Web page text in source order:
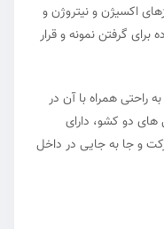
اکسیژن و نیتروژن و
گرفتن نمونه و قرار
راحتی همراه با آن در
های دو کشو، دارای
و جا به جایی در داخل